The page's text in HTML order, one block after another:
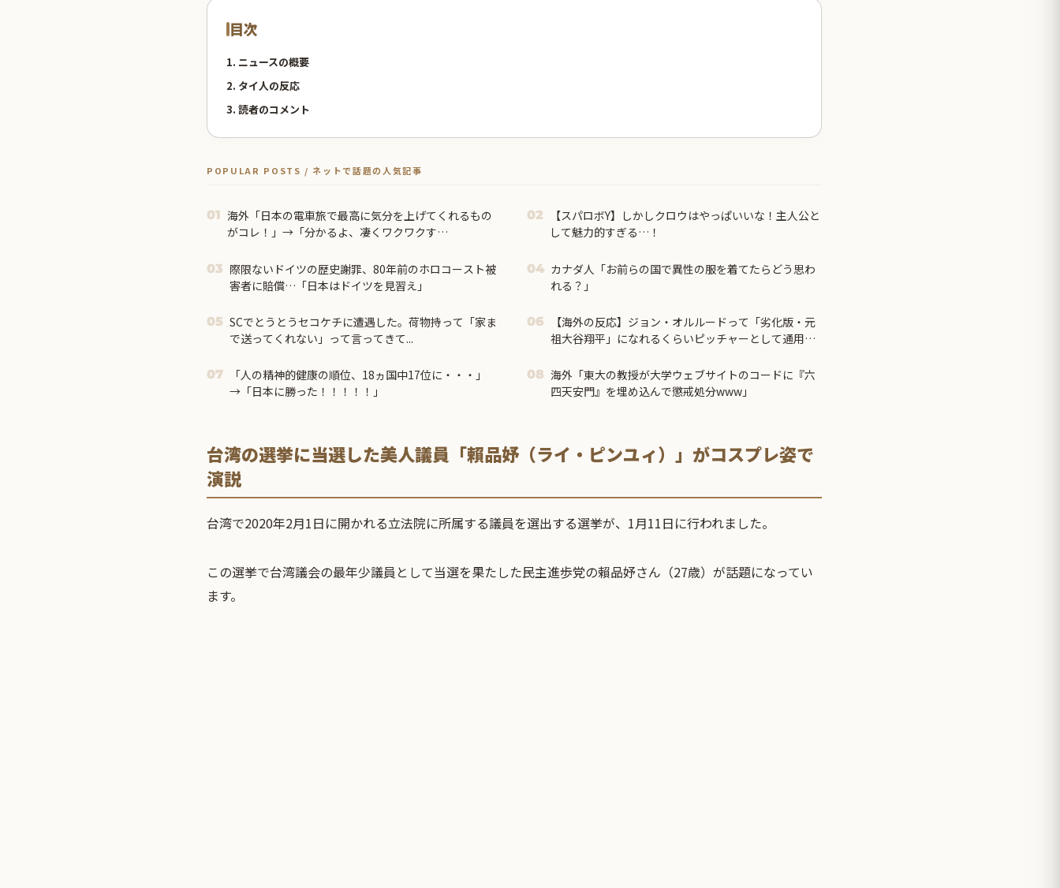
目次
1. ニュースの概要
2. タイ人の反応
3. 読者のコメント
POPULAR POSTS / ネットで話題の人気記事
01 海外「日本の電車旅で最高に気分を上げてくれるもの
がコレ！」→「分かるよ、凄くワクワクす
02
【スパロボY】しかしクロウはやっぱいいな！主人公と
して魅力的すぎる…！
03 際限ないドイツの歴史謝罪、80年前のホロコースト被
害者に賠償…「日本はドイツを見習え」
04 カナダ人「お前らの国で異性の服を着てたらどう思わ
れる？」
05 SCでとうとうセコケチに遭遇した。荷物持って「家ま
で送ってくれない」って言ってきて...
06
【海外の反応】ジョン・オルルードって「劣化版・元
祖大谷翔平」になれるくらいピッチャーとして通用し
んでもない選手だっただろうな」「やろうと思えば二
刀流をできるポテンシャルを持っていてもアメリカの
07
「人の精神的健康の順位、18ヵ国中17位に・・・」
→「日本に勝った！！！！！」
08 海外「東大の教授が大学ウェブサイトのコードに『六
四天安門』を埋め込んで懲戒処分www」
台湾の選挙に当選した美人議員「賴品妤（ライ・ピンユィ）」がコスプレ姿で
演説
台湾で2020年2月1日に開かれる立法院に所属する議員を選出する選挙が、1月11日に行われました。
この選挙で台湾議会の最年少議員として当選を果たした民主進歩党の賴品妤さん（27歳）が話題になってい
ます。